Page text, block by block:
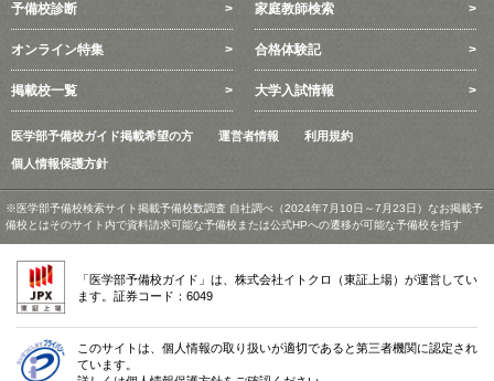
予備校診断 家庭教師検索
オンライン特集 合格体験記
掲載校一覧 大学入試情報
医学部予備校ガイド掲載希望の方 運営者情報 利用規約
個人情報保護方針
※医学部予備校検索サイト掲載予備校数調査 自社調べ（2024年7月10日～7月23日）なお掲載予
備校とはそのサイト内で資料請求可能な予備校または公式HPへの遷移が可能な予備校を指す
「医学部予備校ガイド」は、株式会社イトクロ（東証上場）が運営してい
ます。証券コード：6049
このサイトは、個人情報の取り扱いが適切であると第三者機関に認定され
ています。